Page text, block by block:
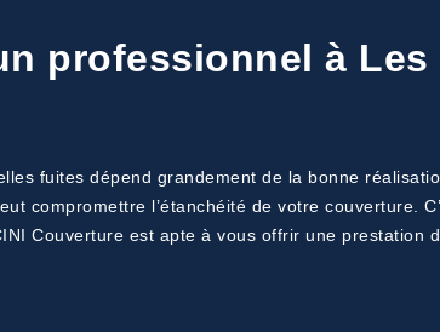
professionnel à Les
fuites dépend grandement de la bonne
compromettre l’étanchéité de votre couverture.
Couverture est apte à vous offrir une prestation